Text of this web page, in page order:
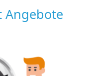
Angebote